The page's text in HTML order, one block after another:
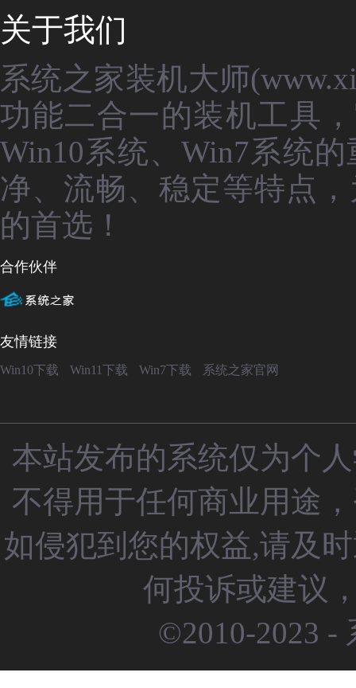
关于我们
系统之家装机大师
功能二合一的装机工具
Win10系统、Win7系统
净、流畅、稳定等特点
的首选！
合作伙伴
友情链接
Win10下载 Win11下载 Win7下载 系统之家官网
本站发布的系统仅为个
不得用于任何商业用途
如侵犯到您的权益,请及
何投诉或建议
©2010-2023 -